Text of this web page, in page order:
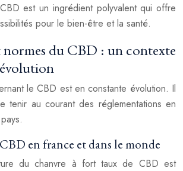
est un ingrédient polyvalent qui offre
pour le bien-être et la santé.
du CBD : un contexte
le CBD est en constante évolution. Il
tenir au courant des réglementations en
en france et dans le monde
du chanvre à fort taux de CBD est